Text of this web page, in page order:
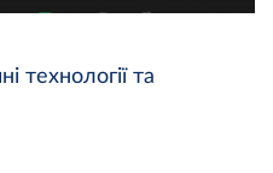
технології та